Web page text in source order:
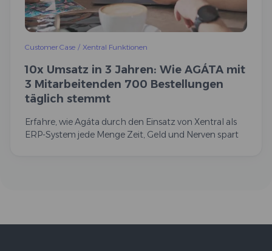
Customer Case / Xentral Funktionen
10x Umsatz in 3 Jahren: Wie AGÁTA mit
3 Mitarbeitenden 700 Bestellungen
täglich stemmt
Erfahre, wie Agáta durch den Einsatz von Xentral als
ERP-System jede Menge Zeit, Geld und Nerven spart